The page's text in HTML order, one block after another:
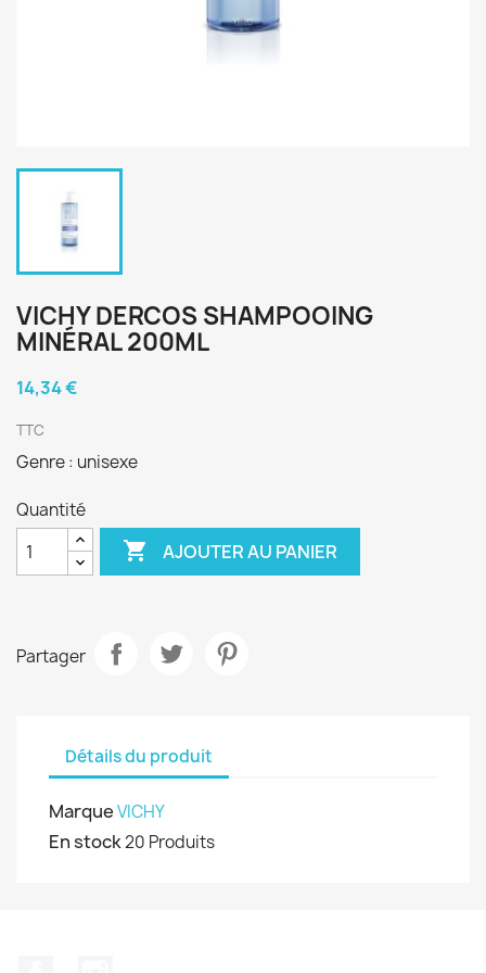
VICHY DERCOS SHAMPOOING
MINÉRAL 200ML
14,34 €
TTC
Genre : unisexe
Quantité
 AJOUTER AU PANIER
Partager
Détails du produit
MarqueVICHY
En stock20 Produits